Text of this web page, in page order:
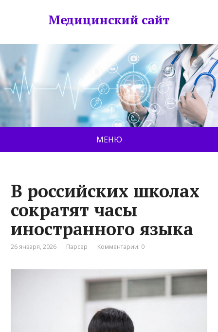
Медицинский сайт
МЕНЮ
В российских школах
сократят часы
иностранного языка
26 января, 2026 Парсер Комментарии: 0